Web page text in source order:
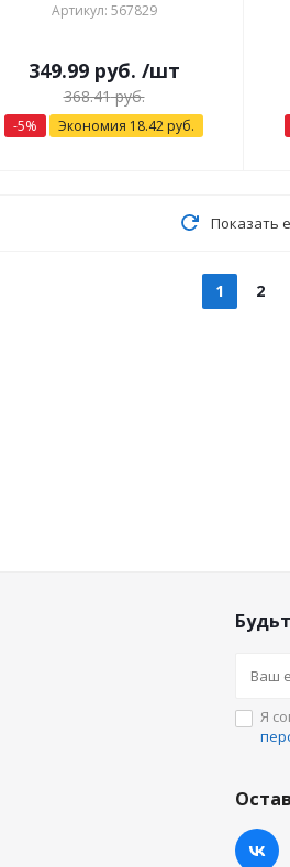
Артикул: 567829
349.99руб. /шт
368.41руб.
-5% Экономия 18.42 руб.
Показать
1 2
Я